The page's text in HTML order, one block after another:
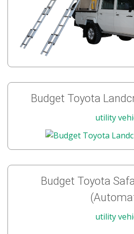
Budget Toyota
utility
Budget Toyota
utility